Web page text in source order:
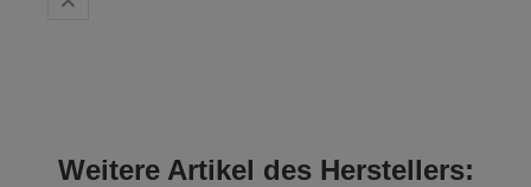
Weitere Artikel des Herstellers: